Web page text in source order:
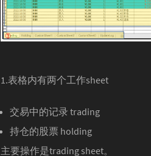
1.表格内有两个工作sheet
交易中的记录 trading
持仓的股票 holding
主要操作是trading sheet。